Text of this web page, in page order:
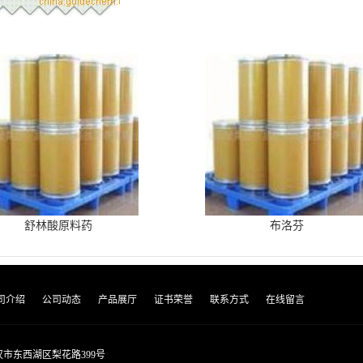
舒林酸原料药 布洛芬
介绍 公司动态 产品展厅 证书荣誉 联系方式 在线留言
市东西湖区梨花路399号